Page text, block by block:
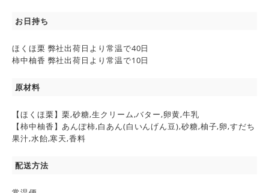
お日持ち
ほくほ栗 弊社出荷日より常温で40日
柿中柚香 弊社出荷日より常温で10日
原材料
【ほくほ栗】栗,砂糖,生クリーム,バター,卵黄,牛乳
【柿中柚香】あんぽ柿,白あん(白いんげん豆),砂糖,柚子,卵,すだち
果汁,水飴,寒天,香料
配送方法